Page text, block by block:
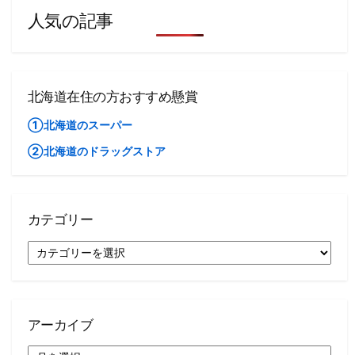
人気の記事
北海道在住の方おすすめ懸賞
①北海道のスーパー
②北海道のドラッグストア
カテゴリー
テ
アーカイブ